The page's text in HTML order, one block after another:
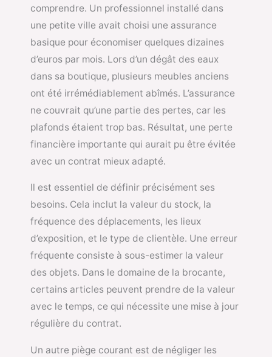
comprendre. Un professionnel installé dans
une petite ville avait choisi une assurance
basique pour économiser quelques dizaines
d’euros par mois. Lors d’un dégât des eaux
dans sa boutique, plusieurs meubles anciens
ont été irrémédiablement abîmés. L’assurance
ne couvrait qu’une partie des pertes, car les
plafonds étaient trop bas. Résultat, une perte
financière importante qui aurait pu être évitée
avec un contrat mieux adapté.
Il est essentiel de définir précisément ses
besoins. Cela inclut la valeur du stock, la
fréquence des déplacements, les lieux
d’exposition, et le type de clientèle. Une erreur
fréquente consiste à sous-estimer la valeur
des objets. Dans le domaine de la brocante,
certains articles peuvent prendre de la valeur
avec le temps, ce qui nécessite une mise à jour
régulière du contrat.
Un autre piège courant est de négliger les